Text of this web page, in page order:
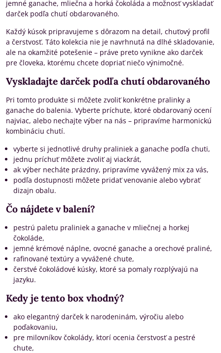
jemné ganache, mliečna a horká čokoláda a možnosť vyskladať
darček podľa chutí obdarovaného.
Každý kúsok pripravujeme s dôrazom na detail, chuťový profil
a čerstvosť. Táto kolekcia nie je navrhnutá na dlhé skladovanie,
ale na okamžité potešenie – práve preto vynikne ako darček
pre človeka, ktorému chcete dopriať niečo výnimočné.
Vyskladajte darček podľa chutí obdarovaného
Pri tomto produkte si môžete zvoliť konkrétne pralinky a
ganache do balenia. Vyberte príchute, ktoré obdarovaný ocení
najviac, alebo nechajte výber na nás – pripravíme harmonickú
kombináciu chutí.
vyberte si jednotlivé druhy praliniek a ganache podľa chuti,
jednu príchuť môžete zvoliť aj viackrát,
ak výber necháte prázdny, pripravíme vyvážený mix za vás,
podľa dostupnosti môžete pridať venovanie alebo vybrať
dizajn obalu.
Čo nájdete v balení?
pestrú paletu praliniek a ganache v mliečnej a horkej
čokoláde,
jemné krémové náplne, ovocné ganache a orechové praliné,
rafinované textúry a vyvážené chute,
čerstvé čokoládové kúsky, ktoré sa pomaly rozplývajú na
jazyku.
Kedy je tento box vhodný?
ako elegantný darček k narodeninám, výročiu alebo
poďakovaniu,
pre milovníkov čokolády, ktorí ocenia čerstvosť a pestré
chute,